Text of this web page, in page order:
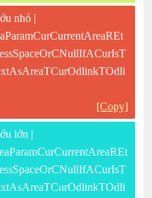
nhỏ |
[Copy]
lớn |